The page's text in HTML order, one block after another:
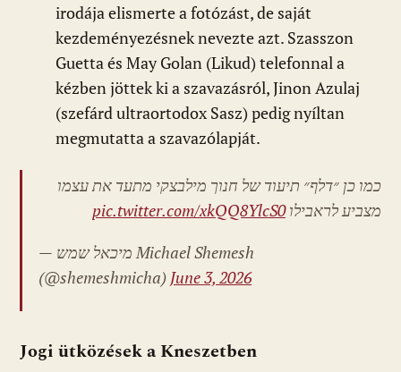
irodája elismerte a fotózást, de saját
kezdeményezésnek nevezte azt. Szasszon
Guetta és May Golan (Likud) telefonnal a
kézben jöttek ki a szavazásról, Jinon Azulaj
(szefárd ultraortodox Sasz) pedig nyíltan
megmutatta a szavazólapját.
כמו כן ״דלף״ תיעוד של חנוך מילבצקי מתעד את עצמו
מצביע לראבילוpic.twitter.com/xkQQ8YlcS0
— מיכאל שמש Michael Shemesh
(@shemeshmicha) June 3, 2026
Jogi ütközések a Kneszetben